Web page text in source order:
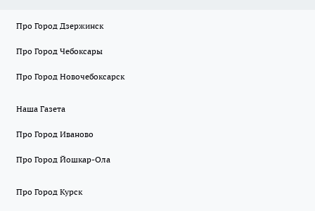
Про Город Дзержинск
Про Город Чебоксары
Про Город Новочебоксарск
Наша Газета
Про Город Иваново
Про Город Йошкар-Ола
Про Город Курск